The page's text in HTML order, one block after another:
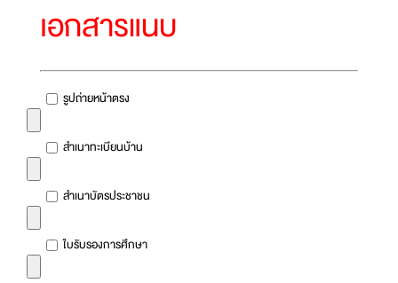
เอกสารแนบ
รูปถ่ายหน้าตรง
สำเนาทะเบียนบ้าน
สำเนาบัตรประชาชน
ใบรับรองการศึกษา